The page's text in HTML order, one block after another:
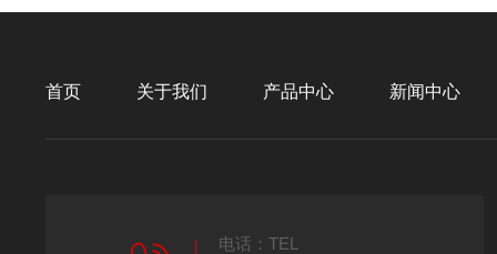
首页 关于我们 产品中心 新闻中心
电话：TEL